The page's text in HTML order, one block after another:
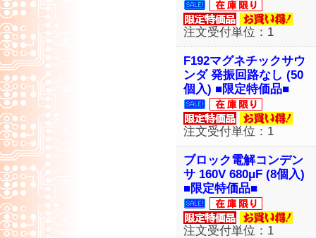
注文受付単位：1
F192マグネチックサウ
ンダ 発振回路なし (50
個入) ■限定特価品■
注文受付単位：1
ブロック電解コンデン
サ 160V 680μF (8個入)
■限定特価品■
注文受付単位：1